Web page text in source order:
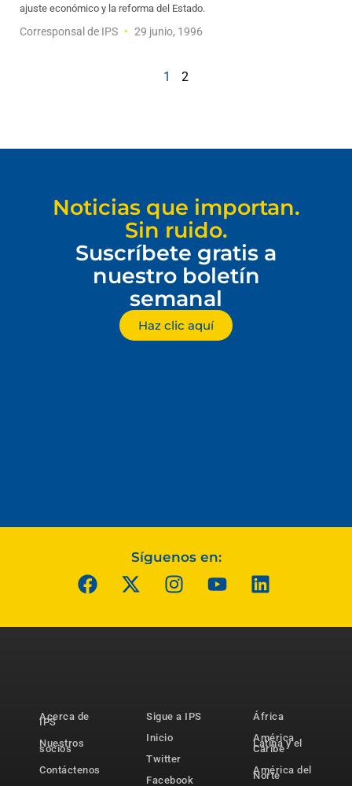
ajuste económico y la reforma del Estado.
Corresponsal de IPS 29 junio, 1996
1 2
Noticias que importan.
Sin ruido.
Suscríbete gratis a
nuestro boletín
semanal
Haz clic aquí
Síguenos en:
Acerca de
IPS
Nuestros
socios
Contáctenos
Sigue a IPS
Inicio
Twitter
Facebook
África
América
Latina y el
Caribe
América del
Norte